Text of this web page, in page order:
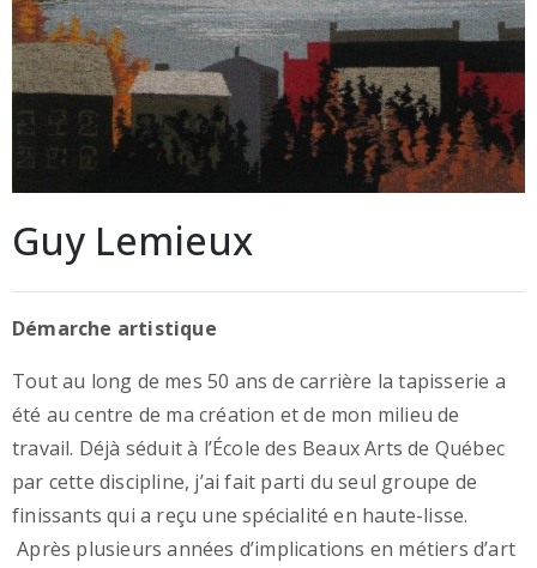
Guy Lemieux
Démarche artistique
Tout au long de mes 50 ans de carrière la tapisserie a
été au centre de ma création et de mon milieu de
travail. Déjà séduit à l’École des Beaux Arts de Québec
par cette discipline, j’ai fait parti du seul groupe de
finissants qui a reçu une spécialité en haute-lisse.
Après plusieurs années d’implications en métiers d’art